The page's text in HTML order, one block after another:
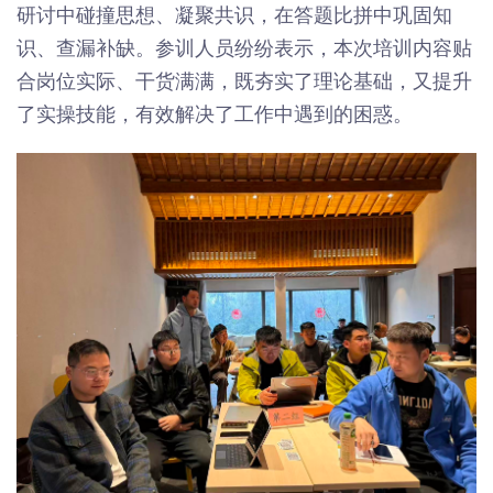
研讨中碰撞思想、凝聚共识，在答题比拼中巩固知
识、查漏补缺。参训人员纷纷表示，本次培训内容贴
合岗位实际、干货满满，既夯实了理论基础，又提升
了实操技能，有效解决了工作中遇到的困惑。